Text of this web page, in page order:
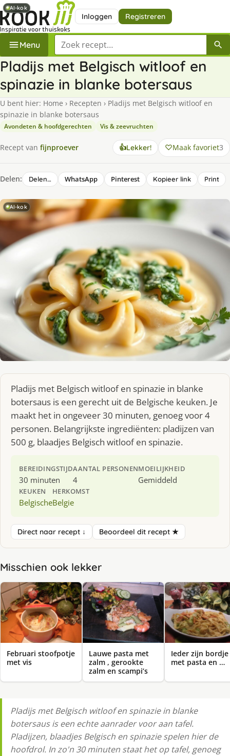
Inloggen Registreren
Menu Zoek een recept
Pladijs met Belgisch witloof en
spinazie in blanke botersaus
U bent hier: Home › Recepten › Pladijs met Belgisch witloof en
spinazie in blanke botersaus
Avondeten & hoofdgerechten Vis & zeevruchten
Recept van fijnproever 👍Lekker! Maak favoriet3
Delen: Delen… WhatsApp Pinterest Kopieer link Print
AI-kok
Pladijs met Belgisch witloof en spinazie in blanke
botersaus is een gerecht uit de Belgische keuken. Je
maakt het in ongeveer 30 minuten, genoeg voor 4
personen. Belangrijkste ingrediënten: pladijzen van
500 g, blaadjes Belgisch witloof en spinazie.
BEREIDINGSTIJD
30 minuten
AANTAL PERSONEN
4
MOEILIJKHEID
Gemiddeld
KEUKEN
Belgische
HERKOMST
Belgie
Direct naar recept ↓ Beoordeel dit recept ★
Misschien ook lekker
Februari stoofpotje
met vis
Lauwe pasta met
zalm , gerookte
zalm en scampi’s
Ieder zijn bordje
met pasta en …
AI-kok
AI-kok
Pladijs met Belgisch witloof en spinazie in blanke
botersaus is een echte aanrader voor aan tafel.
Pladijzen, blaadjes Belgisch en spinazie spelen hier de
hoofdrol. In zo'n 30 minuten staat het op tafel, genoeg